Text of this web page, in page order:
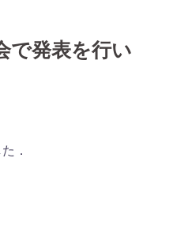
で発表を行い
．